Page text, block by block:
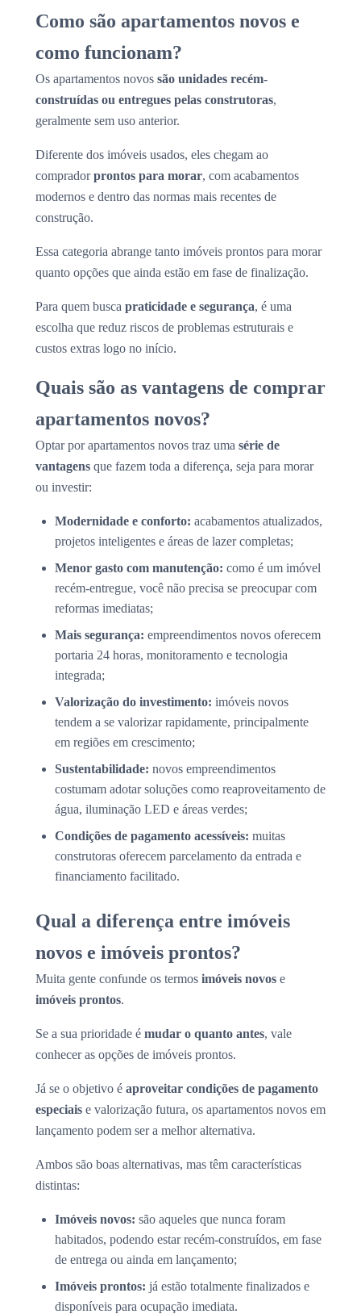
Como são apartamentos novos e
como funcionam?
Os apartamentos novos são unidades recém-
construídas ou entregues pelas construtoras,
geralmente sem uso anterior.
Diferente dos imóveis usados, eles chegam ao
compradorprontos para morar, com acabamentos
modernos e dentro das normas mais recentes de
construção.
Essa categoria abrange tanto imóveis prontos para morar
quanto opções que ainda estão em fase de finalização.
Para quem busca praticidade e segurança, é uma
escolha que reduz riscos de problemas estruturais e
custos extras logo no início.
Quais são as vantagens de comprar
apartamentos novos?
Optar por apartamentos novos traz uma série de
vantagens que fazem toda a diferença, seja para morar
ou investir:
Modernidade e conforto: acabamentos atualizados,
projetos inteligentes e áreas de lazer completas;
Menor gasto com manutenção: como é um imóvel
recém-entregue, você não precisa se preocupar com
reformas imediatas;
Mais segurança: empreendimentos novos oferecem
portaria 24 horas, monitoramento e tecnologia
integrada;
Valorização do investimento: imóveis novos
tendem a se valorizar rapidamente, principalmente
em regiões em crescimento;
Sustentabilidade: novos empreendimentos
costumam adotar soluções como reaproveitamento de
água, iluminação LED e áreas verdes;
Condições de pagamento acessíveis: muitas
construtoras oferecem parcelamento da entrada e
financiamento facilitado.
Qual a diferença entre imóveis
novos e imóveis prontos?
Muita gente confunde os termos imóveis novos e
imóveis prontos.
Se a sua prioridade é mudar o quanto antes, vale
conhecer as opções de imóveis prontos.
Já se o objetivo é aproveitar condições de pagamento
especiais e valorização futura, os apartamentos novos em
lançamento podem ser a melhor alternativa.
Ambos são boas alternativas, mas têm características
distintas:
Imóveis novos: são aqueles que nunca foram
habitados, podendo estar recém-construídos, em fase
de entrega ou ainda em lançamento;
Imóveis prontos: já estão totalmente finalizados e
disponíveis para ocupação imediata.